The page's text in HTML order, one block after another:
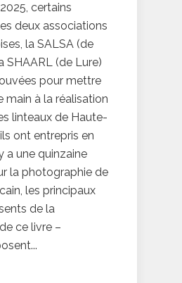
certains
deux associations
la SALSA (de
SHAARL (de Lure)
pour mettre
main à la réalisation
linteaux de Haute-
ont entrepris en
a une quinzaine
la photographie de
les principaux
de la
ce livre –